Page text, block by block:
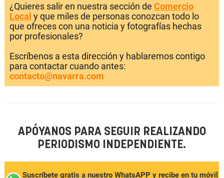
¿Quieres salir en nuestra sección de Comercio
Local y que miles de personas conozcan todo lo
que ofreces con una noticia y fotografías hechas
por profesionales?
Escríbenos a esta dirección y hablaremos contigo
para contactar cuando antes:
contacto@navarra.com
APÓYANOS PARA SEGUIR REALIZANDO
PERIODISMO INDEPENDIENTE.
Suscríbete gratis a nuestro WhatsAPP y recibe en tu móvil